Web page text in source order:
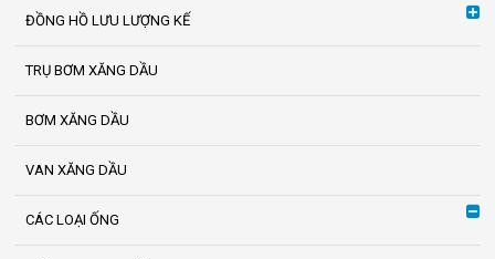
ĐỒNG HỒ LƯU LƯỢNG KẾ
TRỤ BƠM XĂNG DẦU
BƠM XĂNG DẦU
VAN XĂNG DẦU
CÁC LOẠI ỐNG